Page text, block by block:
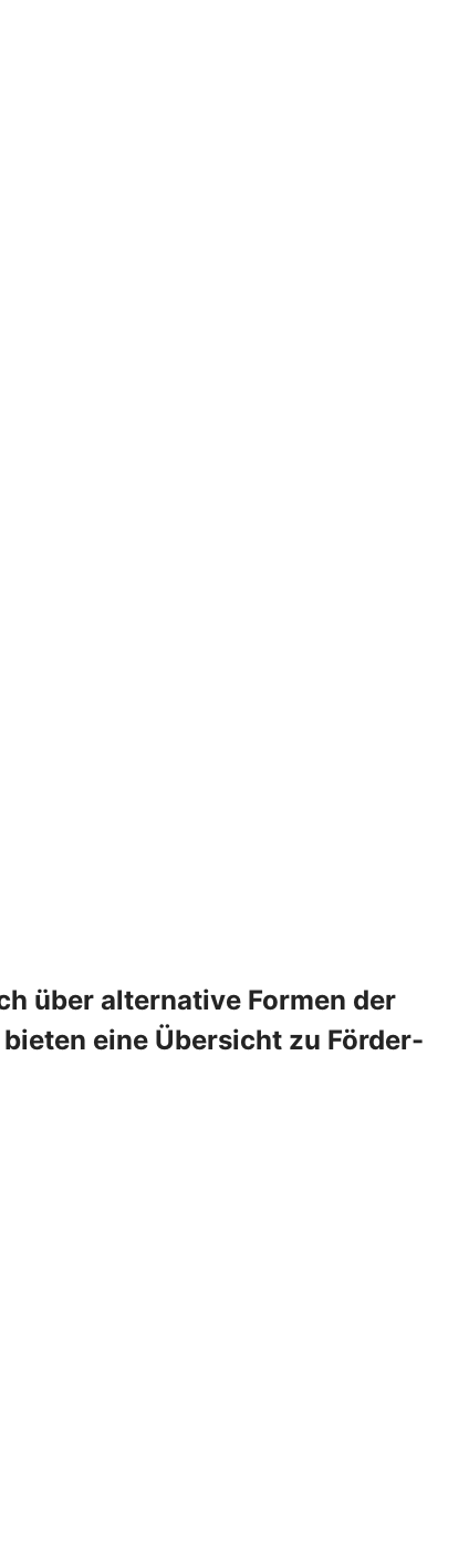
über alternative Formen der
eine Übersicht zu Förder-